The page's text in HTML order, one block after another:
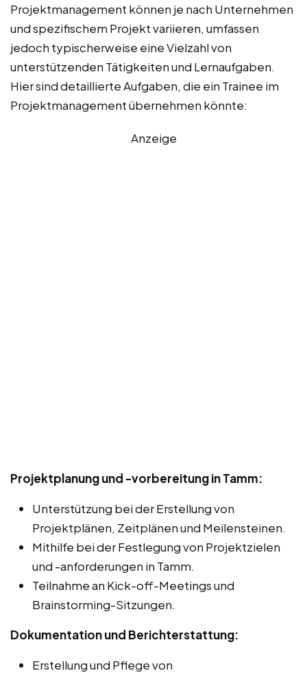
Projektmanagement können je nach Unternehmen
und spezifischem Projekt variieren, umfassen
jedoch typischerweise eine Vielzahl von
unterstützenden Tätigkeiten und Lernaufgaben.
Hier sind detaillierte Aufgaben, die ein Trainee im
Projektmanagement übernehmen könnte:
Anzeige
Projektplanung und -vorbereitung in Tamm:
Unterstützung bei der Erstellung von
Projektplänen, Zeitplänen und Meilensteinen.
Mithilfe bei der Festlegung von Projektzielen
und -anforderungen in Tamm.
Teilnahme an Kick-off-Meetings und
Brainstorming-Sitzungen.
Dokumentation und Berichterstattung:
Erstellung und Pflege von